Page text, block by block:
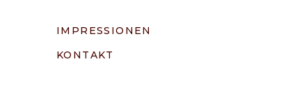
IMPRESSIONEN
KONTAKT